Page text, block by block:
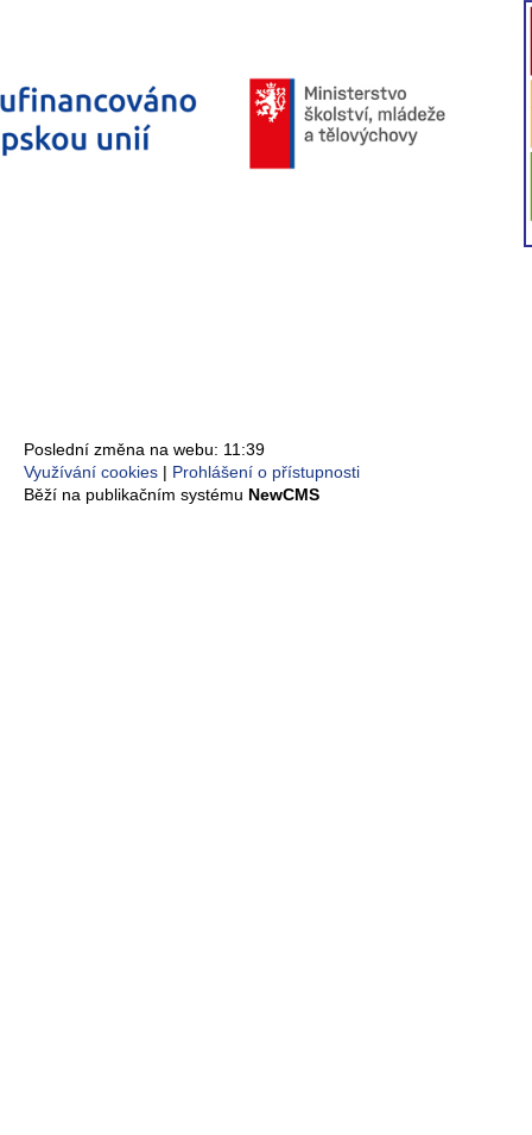
Poslední změna na webu: 11:39
Využívání cookies
Prohlášení o přístupnosti
Běží na publikačním systému NewCMS